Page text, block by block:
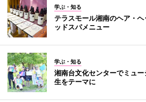
学ぶ・知る
テラスモール湘南のヘア・
ッドスパメニュー
学ぶ・知る
湘南台文化センターでミュ
生をテーマに